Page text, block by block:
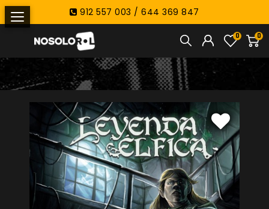
912 557 003 / 644 369 847
0
0